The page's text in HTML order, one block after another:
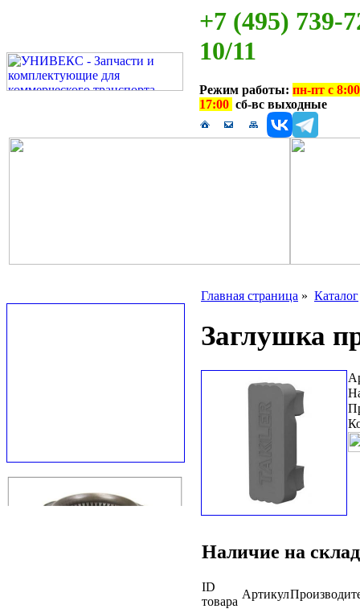
+7 (495) 739-
10/11
Режим работы: пн-пт с
17:00 сб-вс выходные
Главная страница » Каталог
Заглушка
Наличие на
ID
товара
Артикул